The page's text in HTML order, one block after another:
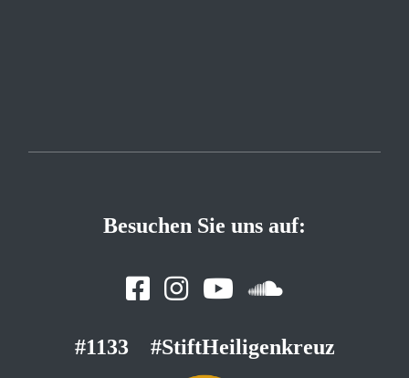
Besuchen Sie uns auf:
#1133 #StiftHeiligenkreuz